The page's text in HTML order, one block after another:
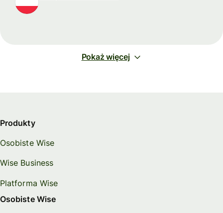
Pokaż więcej
Produkty
Osobiste Wise
Wise Business
Platforma Wise
Osobiste Wise